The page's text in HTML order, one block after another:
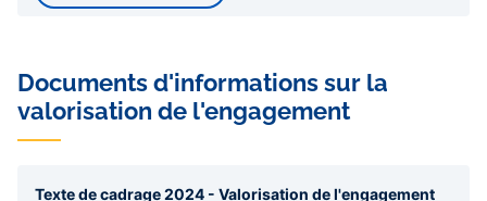
Documents d'informations sur la
valorisation de l'engagement
Texte de cadrage 2024 - Valorisation de l'engagement